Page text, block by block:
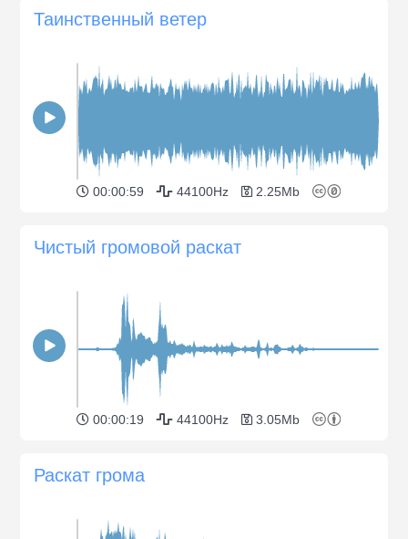
Таинственный ветер
00:00:59 44100Hz 2.25Mb
Чистый громовой раскат
00:00:19 44100Hz 3.05Mb
Раскат грома